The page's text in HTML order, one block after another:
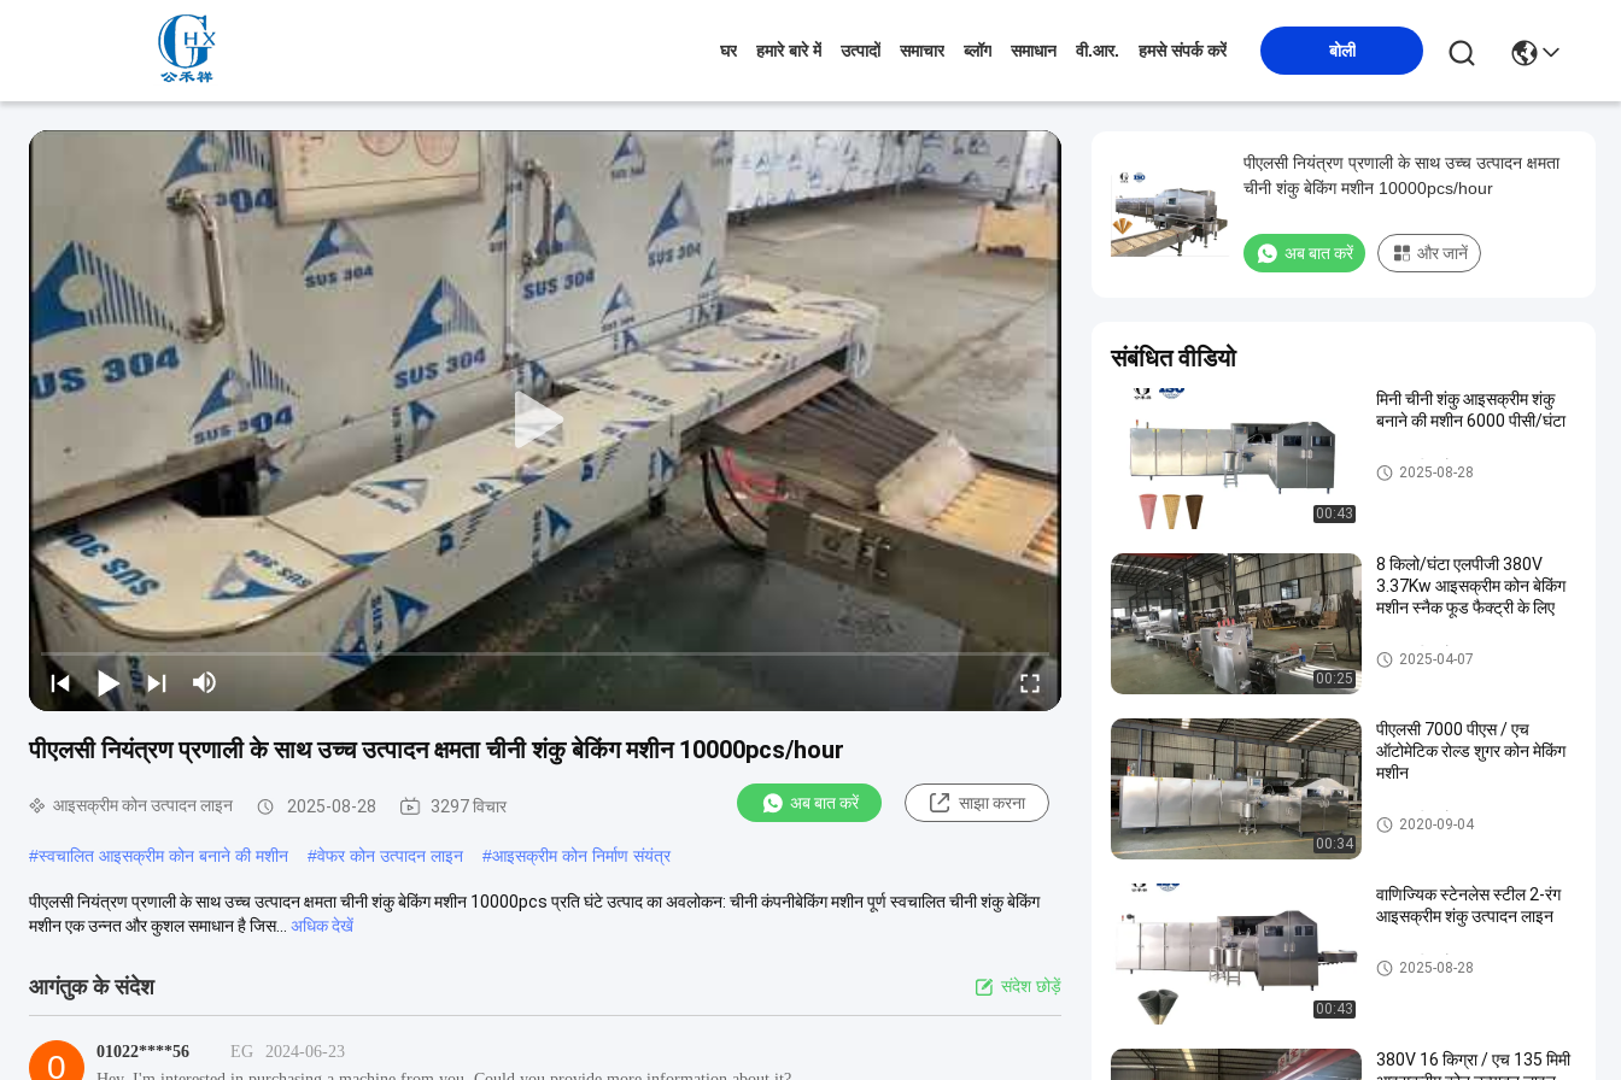
घर हमारे बारे में उत्पादों समाचार ब्लॉग समाधान वी.आर. हमसे संपर्क करें बोली
पीएलसी नियंत्रण प्रणाली के साथ उच्च उत्पादन क्षमता चीनी शंकु बेकिंग मशीन 10000pcs/hour
आइसक्रीम कोन उत्पादन लाइन 2025-08-28 3297 विचार अब बात करें साझा करना
#स्वचालित आइसक्रीम कोन बनाने की मशीन #वेफर कोन उत्पादन लाइन #आइसक्रीम कोन निर्माण संयंत्र
पीएलसी नियंत्रण प्रणाली के साथ उच्च उत्पादन क्षमता चीनी शंकु बेकिंग मशीन 10000pcs प्रति घंटे उत्पाद का अवलोकन: चीनी कंपनीबेकिंग मशीन पूर्ण स्वचालित चीनी शंकु बेकिंग
मशीन एक उन्नत और कुशल समाधान है जिस...
अधिक देखें
आगंतुक के संदेश संदेश छोड़ें
0 01022****56 EG
2024-06-23
पीएलसी नियंत्रण प्रणाली के साथ उच्च उत्पादन क्षमता
चीनी शंकु बेकिंग मशीन 10000pcs/hour
अब बात करें और जानें
संबंधित वीडियो
00:43
मिनी चीनी शंकु आइसक्रीम शंकु
बनाने की मशीन 6000 पीसी/घंटा
आइसक्रीम कोन उत्पादन लाइन
2025-08-28
00:25
8 किलो/घंटा एलपीजी 380V
3.37Kw आइसक्रीम कोन बेकिंग
मशीन स्नैक फूड फैक्ट्री के लिए
आइसक्रीम कोन उत्पादन लाइन
2025-04-07
00:34
पीएलसी 7000 पीएस / एच
ऑटोमेटिक रोल्ड शुगर कोन मेकिंग
मशीन
आइसक्रीम कोन उत्पादन लाइन
2020-09-04
00:43
वाणिज्यिक स्टेनलेस स्टील 2-रंग
आइसक्रीम शंकु उत्पादन लाइन
आइसक्रीम कोन उत्पादन लाइन
2025-08-28
380V 16 किग्रा / एच 135 मिमी